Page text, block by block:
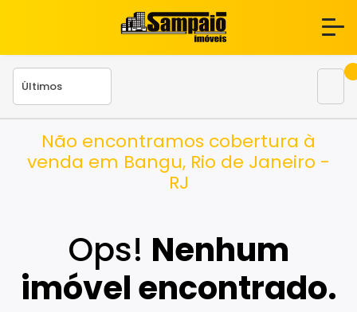
Não encontramos cobertura à
venda em Bangu, Rio de Janeiro -
RJ
Ops! Nenhum
imóvel encontrado.